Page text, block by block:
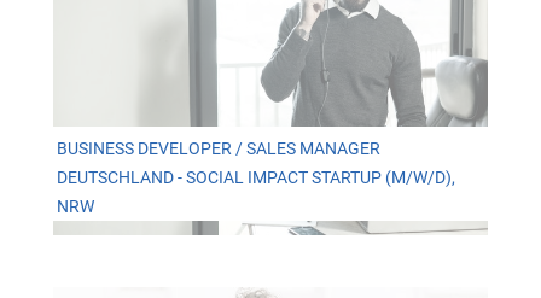
BUSINESS DEVELOPER / SALES MANAGER
DEUTSCHLAND - SOCIAL IMPACT STARTUP (M/W/D),
NRW